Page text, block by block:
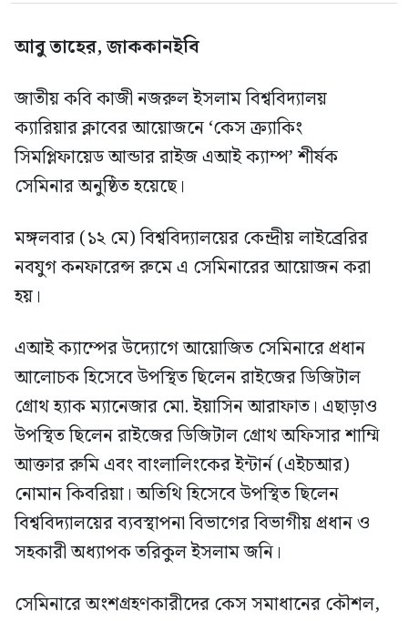
আবু তাহের, জাককানইবি
জাতীয় কবি কাজী নজরুল ইসলাম বিশ্ববিদ্যালয়
ক্যারিয়ার ক্লাবের আয়োজনে ‘কেস ক্র্যাকিং
সিমপ্লিফায়েড আন্ডার রাইজ এআই ক্যাম্প’ শীর্ষক
সেমিনার অনুষ্ঠিত হয়েছে।
মঙ্গলবার (১২ মে) বিশ্ববিদ্যালয়ের কেন্দ্রীয় লাইব্রেরির
নবযুগ কনফারেন্স রুমে এ সেমিনারের আয়োজন করা
হয়।
এআই ক্যাম্পের উদ্যোগে আয়োজিত সেমিনারে প্রধান
আলোচক হিসেবে উপস্থিত ছিলেন রাইজের ডিজিটাল
গ্রোথ হ্যাক ম্যানেজার মো. ইয়াসিন আরাফাত। এছাড়াও
উপস্থিত ছিলেন রাইজের ডিজিটাল গ্রোথ অফিসার শাম্মি
আক্তার রুমি এবং বাংলালিংকের ইন্টার্ন (এইচআর)
নোমান কিবরিয়া। অতিথি হিসেবে উপস্থিত ছিলেন
বিশ্ববিদ্যালয়ের ব্যবস্থাপনা বিভাগের বিভাগীয় প্রধান ও
সহকারী অধ্যাপক তরিকুল ইসলাম জনি।
সেমিনারে অংশগ্রহণকারীদের কেস সমাধানের কৌশল,